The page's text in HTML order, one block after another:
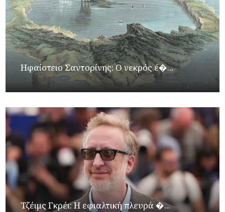
Ηφαίστειο Σαντορίνης: Ο νεκρός έ�...
Τζέιμς Γκρέι: H εφιαλτική πλευρά �...